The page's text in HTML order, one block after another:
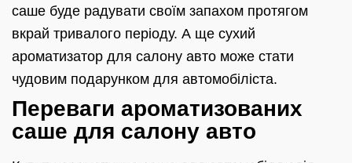
саше буде радувати своїм запахом протягом
вкрай тривалого періоду. А ще сухий
ароматизатор для салону авто може стати
чудовим подарунком для автомобіліста.
Переваги ароматизованих
саше для салону авто